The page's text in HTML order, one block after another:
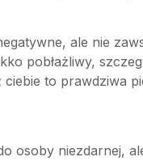
ale nie
pobłażliwy,
to prawdziwa
osoby niezdarnej,